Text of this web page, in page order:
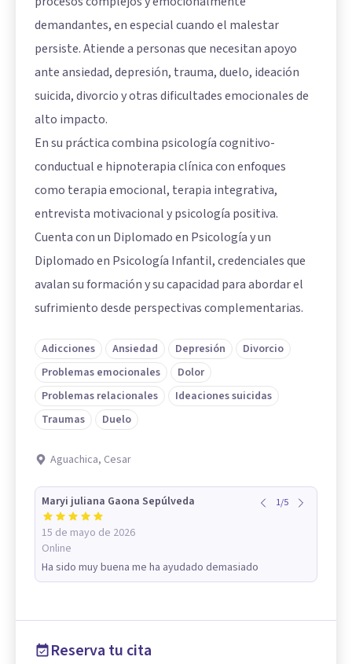
demandantes, en especial cuando el malestar
persiste. Atiende a personas que necesitan apoyo
ante ansiedad, depresión, trauma, duelo, ideación
suicida, divorcio y otras dificultades emocionales de
alto impacto.
En su práctica combina psicología cognitivo-
conductual e hipnoterapia clínica con enfoques
como terapia emocional, terapia integrativa,
entrevista motivacional y psicología positiva.
Cuenta con un Diplomado en Psicología y un
Diplomado en Psicología Infantil, credenciales que
avalan su formación y su capacidad para abordar el
sufrimiento desde perspectivas complementarias.
Adicciones Ansiedad Depresión
Divorcio
Problemas emocionales
Dolor
Problemas relacionales
Ideaciones suicidas
Traumas
Duelo
Aguachica, Cesar
Maryi juliana Gaona Sepúlveda
15 de mayo de 2026
Online
1/5
Ha sido muy buena me ha ayudado demasiado
Reserva tu cita